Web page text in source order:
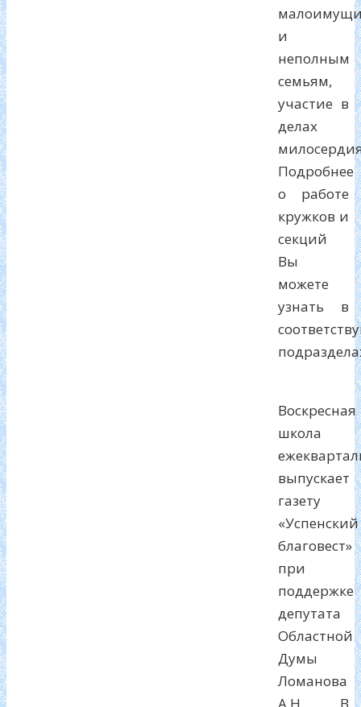
и
неполным
семьям,
участие в
делах
Подробнее
о работе
кружков и
секций
Вы
можете
узнать в
Воскресная
школа
выпускает
газету
«Успенский
благовест»
при
поддержке
депутата
Областной
Думы
Ломанова
А.Н. В